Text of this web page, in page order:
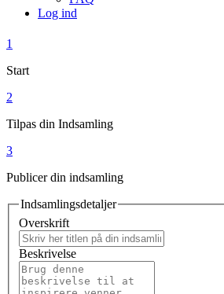
Log ind
1
Start
2
Tilpas din Indsamling
3
Publicer din indsamling
Indsamlingsdetaljer
Overskrift
Beskrivelse